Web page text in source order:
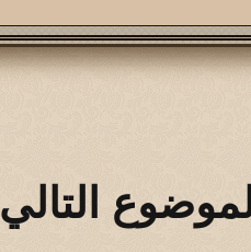
التالي